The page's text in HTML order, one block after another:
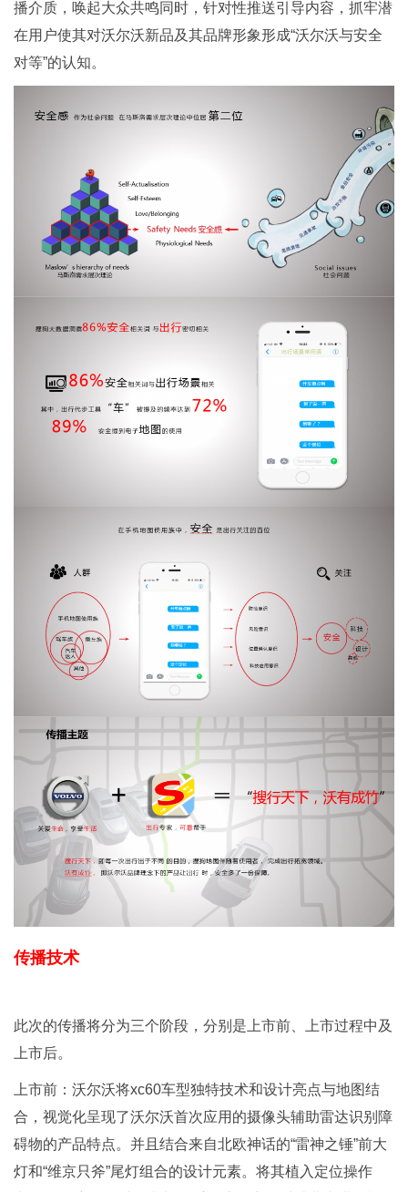
播介质，唤起大众共鸣同时，针对性推送引导内容，抓牢潜
在用户使其对沃尔沃新品及其品牌形象形成“沃尔沃与安全
对等”的认知。
传播技术
此次的传播将分为三个阶段，分别是上市前、上市过程中及
上市后。
上市前：沃尔沃将xc60车型独特技术和设计亮点与地图结
合，视觉化呈现了沃尔沃首次应用的摄像头辅助雷达识别障
碍物的产品特点。并且结合来自北欧神话的“雷神之锤”前大
灯和“维京只斧”尾灯组合的设计元素。将其植入定位操作